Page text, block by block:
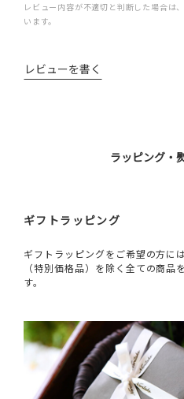
レビュー内容が不適切と判断した場合は
います。
レビューを書く
ラッピング・
ギフトラッピング
ギフトラッピングをご希望の方に
（特別価格品）を除く全ての商
す。